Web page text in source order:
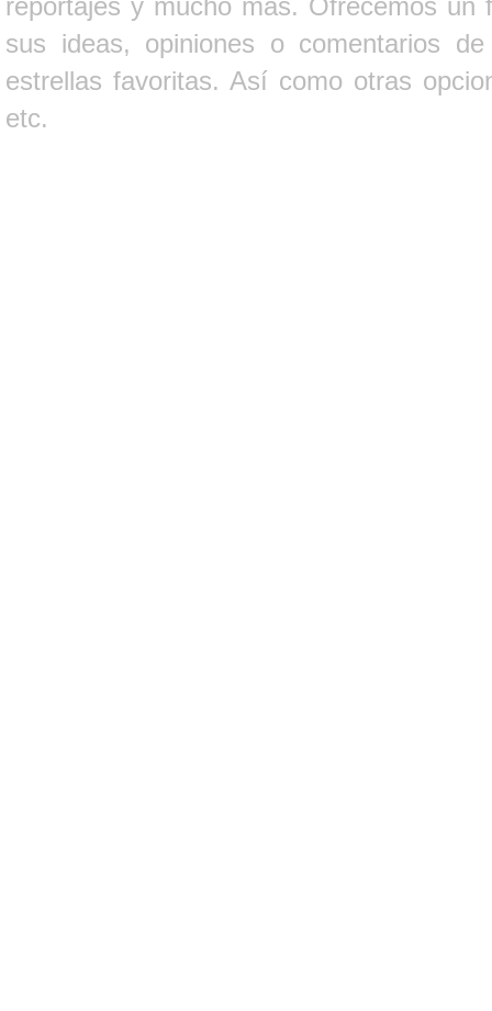
sus ideas, opiniones o comentarios
estrellas favoritas. Así como otras
etc.